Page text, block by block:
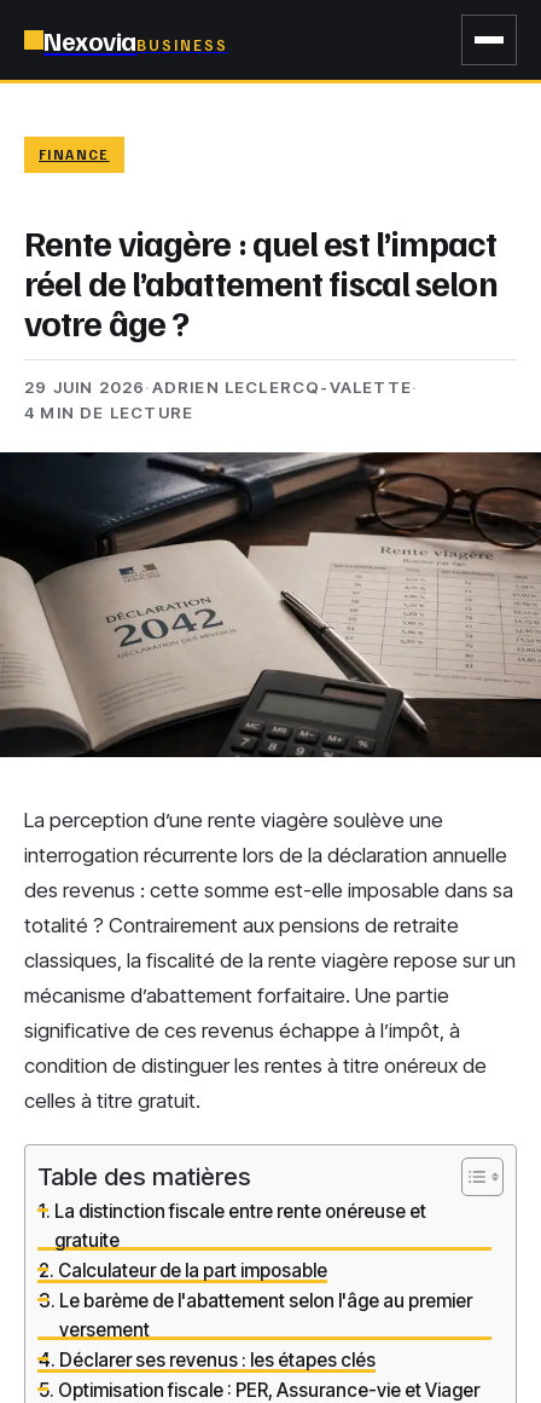
NexoviaBUSINESS
FINANCE
Rente viagère : quel est l’impact
réel de l’abattement fiscal selon
votre âge ?
29 JUIN 2026·ADRIEN LECLERCQ-VALETTE·
4 MIN DE LECTURE
La perception d’une rente viagère soulève une
interrogation récurrente lors de la déclaration annuelle
des revenus : cette somme est-elle imposable dans sa
totalité ? Contrairement aux pensions de retraite
classiques, la fiscalité de la rente viagère repose sur un
mécanisme d’abattement forfaitaire. Une partie
significative de ces revenus échappe à l’impôt, à
condition de distinguer les rentes à titre onéreux de
celles à titre gratuit.
Table des matières
La distinction fiscale entre rente onéreuse et
gratuite
Calculateur de la part imposable
Le barème de l'abattement selon l'âge au premier
versement
Déclarer ses revenus : les étapes clés
Optimisation fiscale : PER, Assurance-vie et Viager